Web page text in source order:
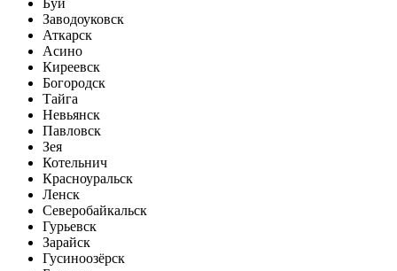
Буй
Заводоуковск
Аткарск
Асино
Киреевск
Богородск
Тайга
Невьянск
Павловск
Зея
Котельнич
Красноуральск
Ленск
Северобайкальск
Гурьевск
Зарайск
Гусиноозёрск